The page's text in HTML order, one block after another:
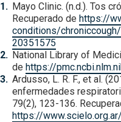
Mayo Clinic. (n.d.). Tos
Recuperado de https://
conditions/
20351575
National Library of
de https://
Ardusso, L. R. F., et al.
enfermedades
79(2), 123-136.
https://